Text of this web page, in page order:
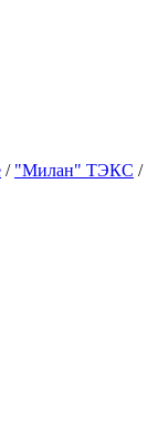
/ "Милан" ТЭКС /